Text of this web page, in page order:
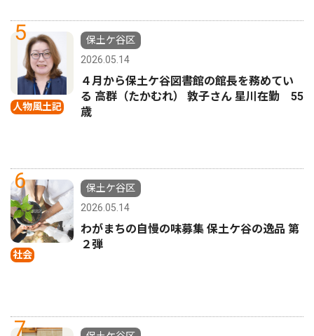
5
人物風土記
保土ケ谷区
2026.05.14
４月から保土ケ谷図書館の館長を務めてい
る 高群（たかむれ） 敦子さん 星川在勤 55
歳
6
社会
保土ケ谷区
2026.05.14
わがまちの自慢の味募集 保土ケ谷の逸品 第
２弾
7